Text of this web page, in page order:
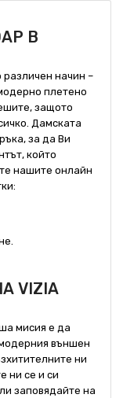
В
начин –
плетено
защото
Дамската
за да Ви
който
нашите онлайн
VIZIA
мисия е да
външен
ни
ни се и си
заповядайте на